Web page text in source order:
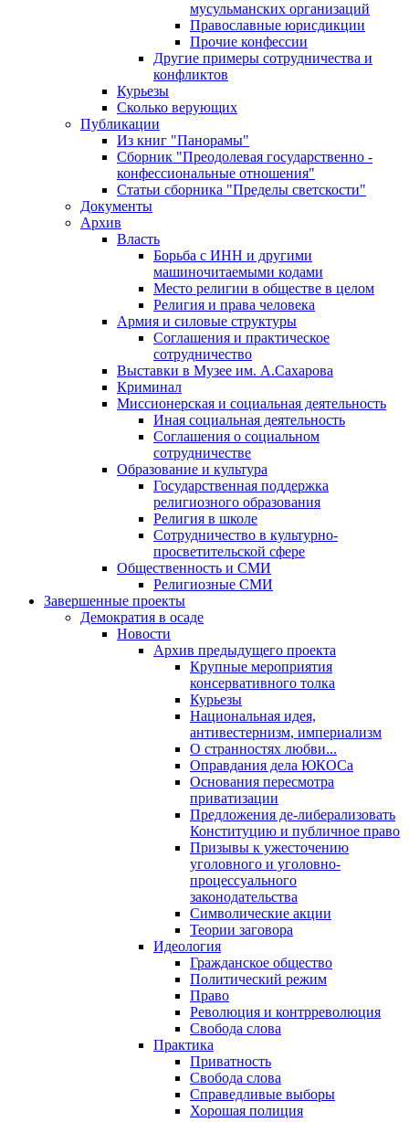
мусульманских организаций
Православные юрисдикции
Прочие конфессии
Другие примеры сотрудничества и
конфликтов
Курьезы
Сколько верующих
Публикации
Из книг "Панорамы"
Сборник "Преодолевая государственно -
конфессиональные отношения"
Статьи сборника "Пределы светскости"
Документы
Архив
Власть
Борьба с ИНН и другими
машиночитаемыми кодами
Место религии в обществе в целом
Религия и права человека
Армия и силовые структуры
Соглашения и практическое
сотрудничество
Выставки в Музее им. А.Сахарова
Криминал
Миссионерская и социальная деятельность
Иная социальная деятельность
Соглашения о социальном
сотрудничестве
Образование и культура
Государственная поддержка
религиозного образования
Религия в школе
Сотрудничество в культурно-
просветительской сфере
Общественность и СМИ
Религиозные СМИ
Завершенные проекты
Демократия в осаде
Новости
Архив предыдущего проекта
Крупные мероприятия
консервативного толка
Курьезы
Национальная идея,
антивестернизм, империализм
О странностях любви...
Оправдания дела ЮКОСа
Основания пересмотра
приватизации
Предложения де-либерализовать
Конституцию и публичное право
Призывы к ужесточению
уголовного и уголовно-
процессуального
законодательства
Символические акции
Теории заговора
Идеология
Гражданское общество
Политический режим
Право
Революция и контрреволюция
Свобода слова
Практика
Приватность
Свобода слова
Справедливые выборы
Хорошая полиция